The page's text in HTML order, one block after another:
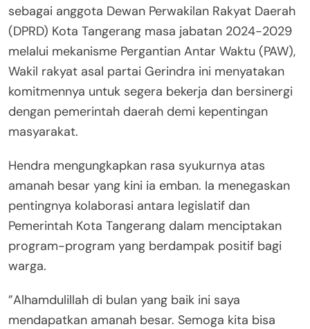
sebagai anggota Dewan Perwakilan Rakyat Daerah
(DPRD) Kota Tangerang masa jabatan 2024-2029
melalui mekanisme Pergantian Antar Waktu (PAW),
Wakil rakyat asal partai Gerindra ini menyatakan
komitmennya untuk segera bekerja dan bersinergi
dengan pemerintah daerah demi kepentingan
masyarakat.
​Hendra mengungkapkan rasa syukurnya atas
amanah besar yang kini ia emban. Ia menegaskan
pentingnya kolaborasi antara legislatif dan
Pemerintah Kota Tangerang dalam menciptakan
program-program yang berdampak positif bagi
warga.
​”Alhamdulillah di bulan yang baik ini saya
mendapatkan amanah besar. Semoga kita bisa